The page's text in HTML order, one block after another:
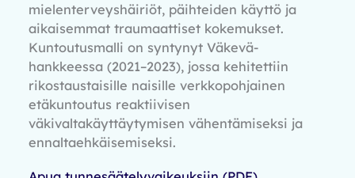
mielenterveyshäiriöt, päihteiden käyttö ja
aikaisemmat traumaattiset kokemukset.
Kuntoutusmalli on syntynyt Väkevä-
hankkeessa (2021–2023), jossa kehitettiin
rikostaustaisille naisille verkkopohjainen
etäkuntoutus reaktiivisen
väkivaltakäyttäytymisen vähentämiseksi ja
ennaltaehkäisemiseksi.